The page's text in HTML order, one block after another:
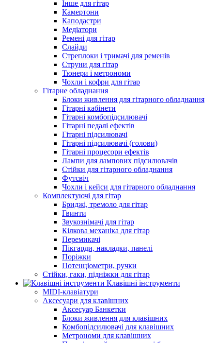
Інше для гітар
Камертони
Каподастри
Медіатори
Ремені для гітар
Слайди
Стреплоки і тримачі для ременів
Струни для гітар
Тюнери і метрономи
Чохли і кофри для гітар
Гітарне обладнання
Блоки живлення для гітарного обладнання
Гітарні кабінети
Гітарні комбопідсилювачі
Гітарні педалі ефектів
Гітарні підсилювачі
Гітарні підсилювачі (голови)
Гітарні процесори ефектів
Лампи для лампових підсилювачів
Стійки для гітарного обладнання
Футсвіч
Чохли і кейси для гітарного обладнання
Комплектуючі для гітар
Бриджі, тремоло для гітар
Гвинти
Звукознімачі для гітар
Кілкова механіка для гітар
Перемикачі
Пікгарди, накладки, панелі
Поріжки
Потенціометри, ручки
Стійки, гаки, підніжки для гітар
Клавішні інструменти
MIDI-клавіатури
Аксесуари для клавішних
Аксесуар Банкетки
Блоки живлення для клавішних
Комбопідсилювачі для клавішних
Метрономи для клавішних